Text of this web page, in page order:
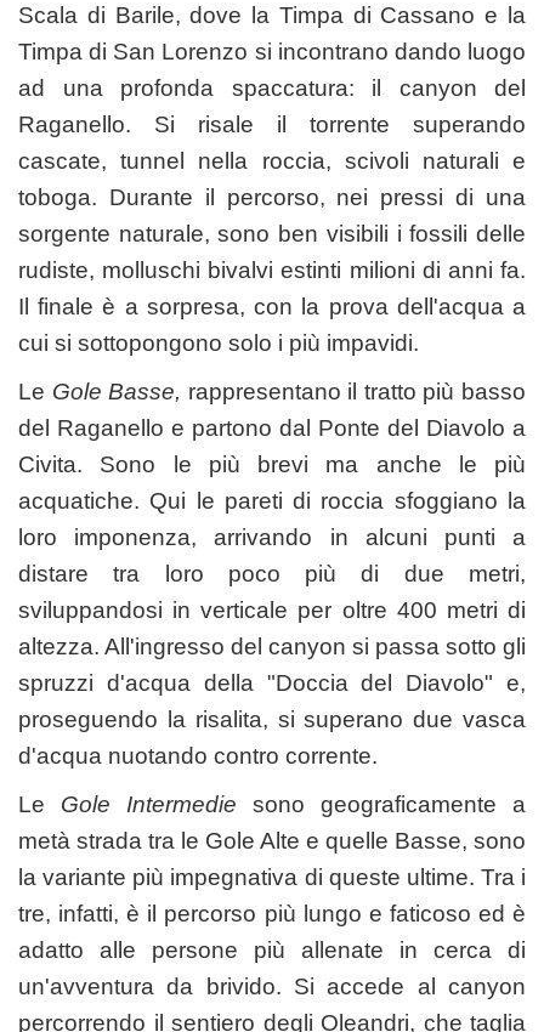
Scala di Barile, dove la Timpa di Cassano e la
Timpa di San Lorenzo si incontrano dando luogo
ad una profonda spaccatura: il canyon del
Raganello. Si risale il torrente superando
cascate, tunnel nella roccia, scivoli naturali e
toboga. Durante il percorso, nei pressi di una
sorgente naturale, sono ben visibili i fossili delle
rudiste, molluschi bivalvi estinti milioni di anni fa.
Il finale è a sorpresa, con la prova dell'acqua a
cui si sottopongono solo i più impavidi.
Le Gole Basse, rappresentano il tratto più basso
del Raganello e partono dal Ponte del Diavolo a
Civita. Sono le più brevi ma anche le più
acquatiche. Qui le pareti di roccia sfoggiano la
loro imponenza, arrivando in alcuni punti a
distare tra loro poco più di due metri,
sviluppandosi in verticale per oltre 400 metri di
altezza. All'ingresso del canyon si passa sotto gli
spruzzi d'acqua della "Doccia del Diavolo" e,
proseguendo la risalita, si superano due vasca
d'acqua nuotando contro corrente.
Le Gole Intermedie sono geograficamente a
metà strada tra le Gole Alte e quelle Basse, sono
la variante più impegnativa di queste ultime. Tra i
tre, infatti, è il percorso più lungo e faticoso ed è
adatto alle persone più allenate in cerca di
un'avventura da brivido. Si accede al canyon
percorrendo il sentiero degli Oleandri, che taglia